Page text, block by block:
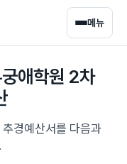
메뉴
애학원 2차
경예산서를 다음과